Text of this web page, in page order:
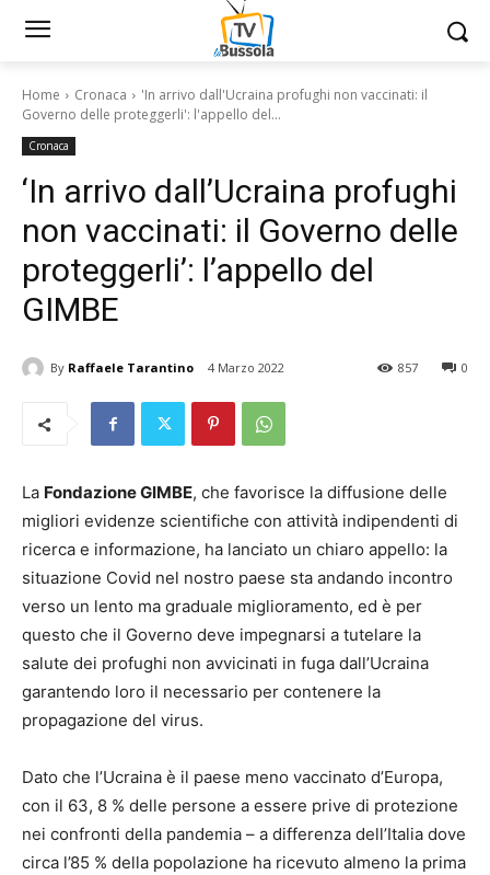
Home Cronaca
'In arrivo dall'Ucraina profughi non vaccinati: il
Governo delle proteggerli': l'appello del...
Cronaca
‘In arrivo dall’Ucraina profughi
non vaccinati: il Governo delle
proteggerli’: l’appello del
GIMBE
By Raffaele Tarantino 4 Marzo 2022 0
857
La Fondazione GIMBE, che favorisce la diffusione delle
migliori evidenze scientifiche con attività indipendenti di
ricerca e informazione, ha lanciato un chiaro appello: la
situazione Covid nel nostro paese sta andando incontro
verso un lento ma graduale miglioramento, ed è per
questo che il Governo deve impegnarsi a tutelare la
salute dei profughi non avvicinati in fuga dall’Ucraina
garantendo loro il necessario per contenere la
propagazione del virus.
Dato che l’Ucraina è il paese meno vaccinato d’Europa,
con il 63, 8 % delle persone a essere prive di protezione
nei confronti della pandemia – a differenza dell’Italia dove
circa l’85 % della popolazione ha ricevuto almeno la prima